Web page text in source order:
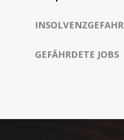
INSOLVENZGEFAHR
GEFÄHRDETE JOBS